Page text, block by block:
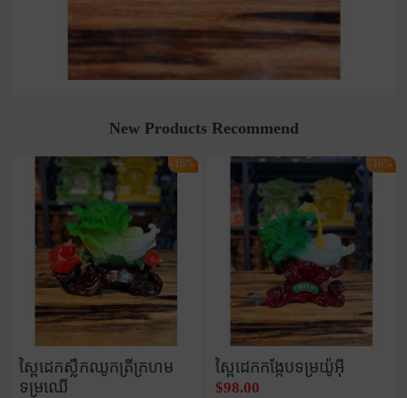
New Products Recommend
ស្ពៃដេកស្លឹកឈូកត្រីក្រហម
ទម្រឈើ
-16%
ស្ពៃដេកកង្កែបទម្រយ៉ូអុី
$98.00
-16%